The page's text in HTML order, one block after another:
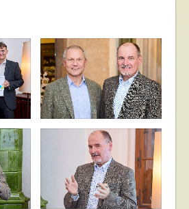
IGP Kamingespräch